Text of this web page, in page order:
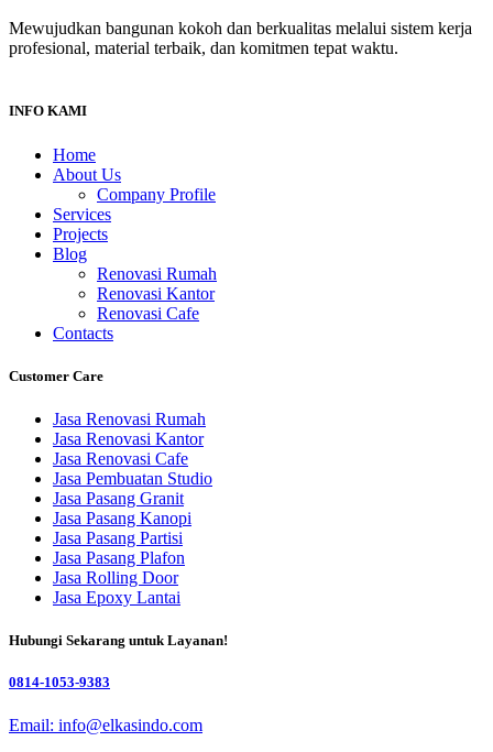
Mewujudkan bangunan kokoh dan berkualitas melalui sistem kerja
profesional, material terbaik, dan komitmen tepat waktu.
INFO KAMI
Home
About Us
Company Profile
Services
Projects
Blog
Renovasi Rumah
Renovasi Kantor
Renovasi Cafe
Contacts
Customer Care
Jasa Renovasi Rumah
Jasa Renovasi Kantor
Jasa Renovasi Cafe
Jasa Pembuatan Studio
Jasa Pasang Granit
Jasa Pasang Kanopi
Jasa Pasang Partisi
Jasa Pasang Plafon
Jasa Rolling Door
Jasa Epoxy Lantai
Hubungi Sekarang untuk Layanan!
0814-1053-9383
Email: info@elkasindo.com